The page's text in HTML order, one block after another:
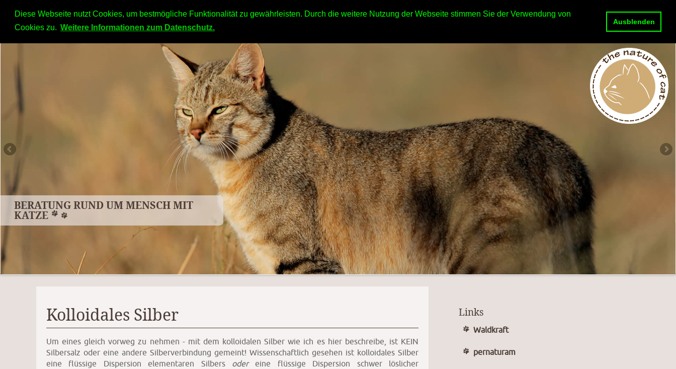
Diese Webseite nutzt Cookies, um bestmögliche Funktionalität zu gewährleisten. Durch die weitere Nutzung der Webseite stimmen Sie der Verwendung von
Cookies zu. Weitere Informationen zum Datenschutz.
Ausblenden
Startseite Verhaltensberatung BARF Shop
BERATUNG RUND UM MENSCH MIT
KATZE
Kolloidales Silber
Um eines gleich vorweg zu nehmen - mit dem kolloidalen Silber wie ich es hier beschreibe, ist KEIN
Silbersalz oder eine andere Silberverbindung gemeint! Wissenschaftlich gesehen ist kolloidales Silber
eine flüssige Dispersion elementaren Silbers odereine flüssige Dispersion schwer löslicher
Links
Waldkraft
pernaturam